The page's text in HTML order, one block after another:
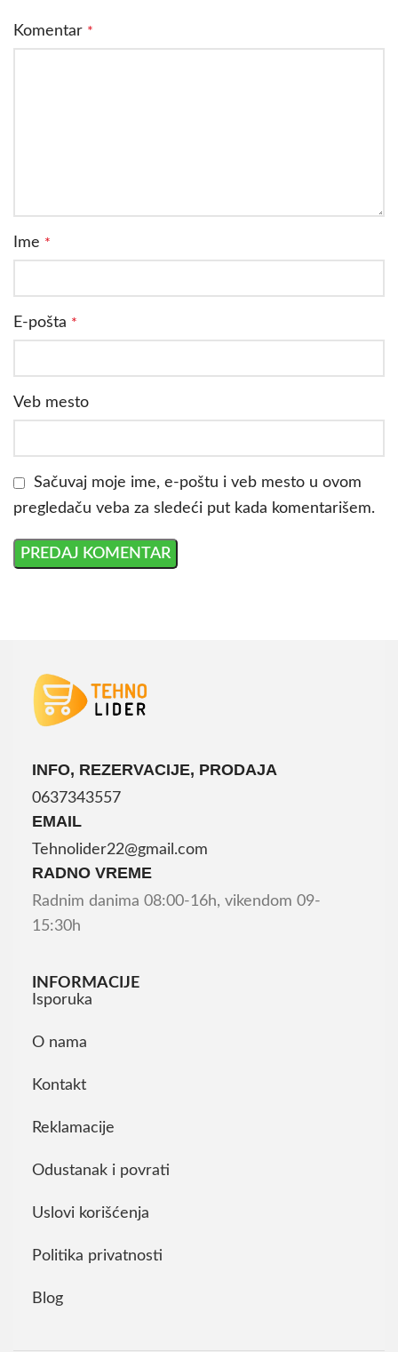
Komentar *
Ime *
E-pošta *
Veb mesto
Sačuvaj moje ime, e-poštu i veb mesto u ovom
pregledaču veba za sledeći put kada komentarišem.
INFO, REZERVACIJE, PRODAJA
0637343557
EMAIL
Tehnolider22@gmail.com
RADNO VREME
Radnim danima 08:00-16h, vikendom 09-
15:30h
INFORMACIJE
Isporuka
O nama
Kontakt
Reklamacije
Odustanak i povrati
Uslovi korišćenja
Politika privatnosti
Blog